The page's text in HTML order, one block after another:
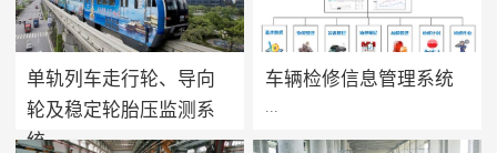
单轨列车走行轮、导向
轮及稳定轮胎压监测系
统
...
车辆检修信息管理系统